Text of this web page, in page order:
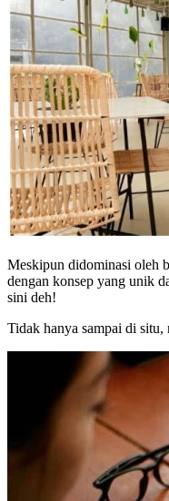
Meskipun didominasi oleh
dengan konsep yang unik
sini deh!
Tidak hanya sampai di